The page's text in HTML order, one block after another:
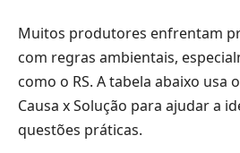
Muitos produtores enfrentam
com regras ambientais,
como o RS. A tabela abaixo usa
Causa x Solução para ajudar a
questões práticas.